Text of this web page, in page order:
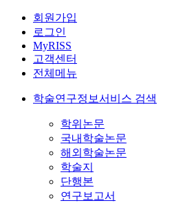
회원가입
로그인
MyRISS
고객센터
전체메뉴
학술연구정보서비스 검색
학위논문
국내학술논문
해외학술논문
학술지
단행본
연구보고서